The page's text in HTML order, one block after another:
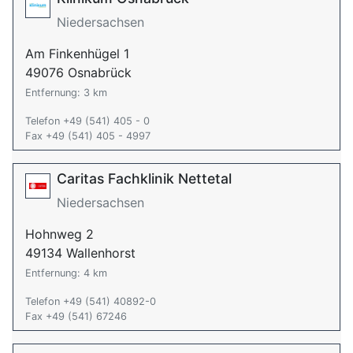
Niedersachsen
Am Finkenhügel 1
49076 Osnabrück
Entfernung: 3 km
Telefon +49 (541) 405 - 0
Fax +49 (541) 405 - 4997
Caritas Fachklinik Nettetal
Niedersachsen
Hohnweg 2
49134 Wallenhorst
Entfernung: 4 km
Telefon +49 (541) 40892-0
Fax +49 (541) 67246